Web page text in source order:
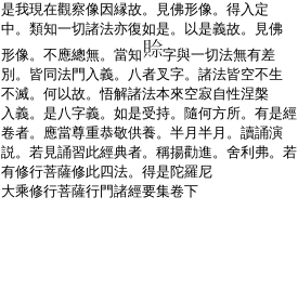
是我現在觀察像因縁故。見佛形像。得入定
中。類知一切諸法亦復如是。以是義故。見佛
形像。不應總無。當知
字與一切法無有差
別。皆同法門入義。八者叉字。諸法皆空不生
不滅。何以故。悟解諸法本來空寂自性涅槃
入義。是八字義。如是受持。隨何方所。有是經
卷者。應當尊重恭敬供養。半月半月。讀誦演
説。若見誦習此經典者。稱揚勸進。舍利弗。若
有修行菩薩修此四法。得是陀羅尼
大乘修行菩薩行門諸經要集卷下